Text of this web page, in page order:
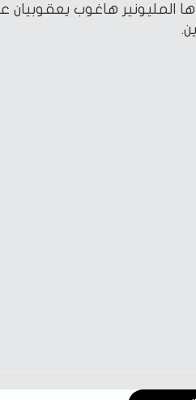
المليونير هاغوب يعقوبيان